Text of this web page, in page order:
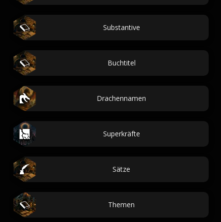
Substantive
Buchtitel
Drachennamen
Superkräfte
Sätze
Themen